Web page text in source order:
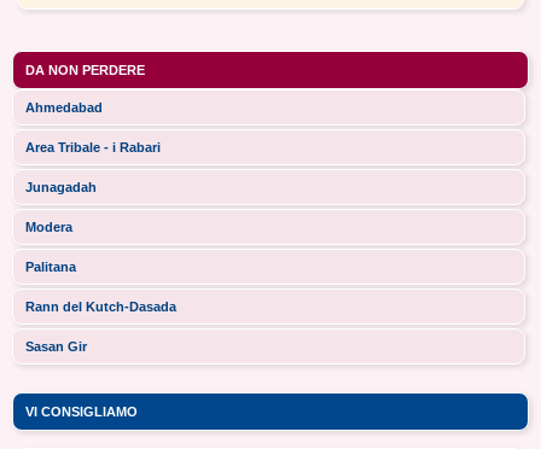
DA NON PERDERE
Ahmedabad
Area Tribale - i Rabari
Junagadah
Modera
Palitana
Rann del Kutch-Dasada
Sasan Gir
VI CONSIGLIAMO